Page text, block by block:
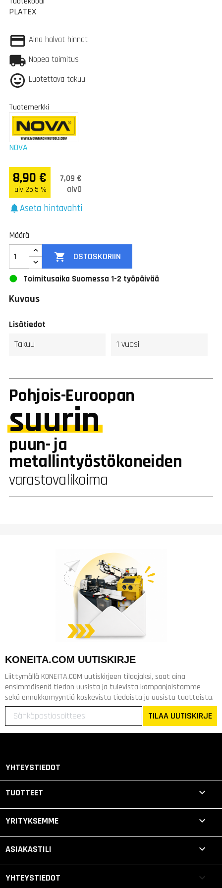
PLATEX
Aina halvat hinnat
Nopea toimitus
Luotettava takuu
Tuotemerkki
NOVA
8,90 €
alv 25.5 %
7,09 €
alv0
notificationsAseta hintavahti
Määrä
 OSTOSKORIIN
Toimitusaika Suomessa 1-2 työpäivää
Kuvaus
Lisätiedot
Takuu 1 vuosi
Pohjois-Euroopan
suurin
puun- ja
metallintyöstökoneiden
varastovalikoima
KONEITA.COM UUTISKIRJE
Liittymällä KONEITA.COM uutiskirjeen tilaajaksi, saat aina
ensimmäisenä tiedon uusista ja tulevista kampanjoistamme
sekä ennakkomyyntiä koskevista tiedoista ja uusista tuotteista.
TILAA UUTISKIRJE
YHTEYSTIEDOT
TUOTTEET 
YRITYKSEMME 
ASIAKASTILI 
YHTEYSTIEDOT keyboard_arrow_down